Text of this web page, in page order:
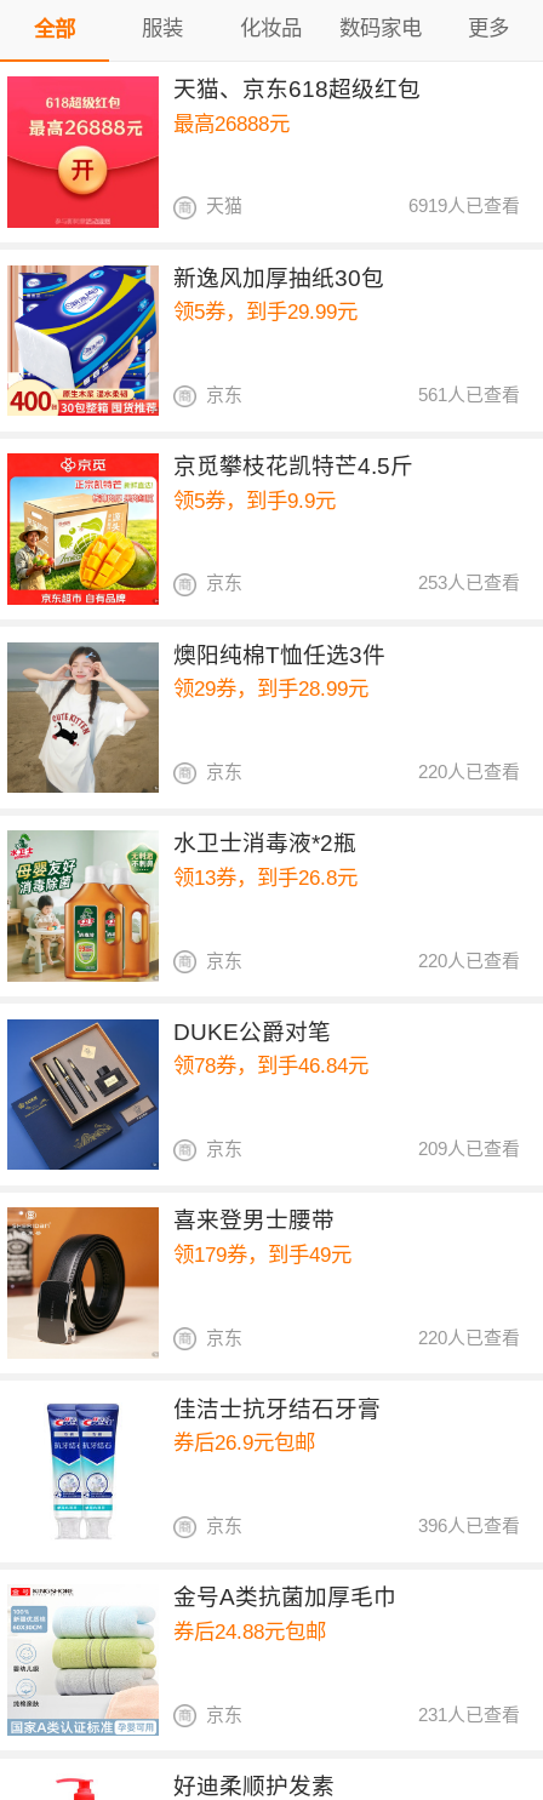
全部 服装 化妆品 数码家电 更多
天猫、京东618超级红包
最高26888元
6919人已查看
天猫
新逸风加厚抽纸30包
领5券，到手29.99元
561人已查看
京东
京觅攀枝花凯特芒4.5斤
领5券，到手9.9元
253人已查看
京东
燠阳纯棉T恤任选3件
领29券，到手28.99元
220人已查看
京东
水卫士消毒液*2瓶
领13券，到手26.8元
220人已查看
京东
DUKE公爵对笔
领78券，到手46.84元
209人已查看
京东
喜来登男士腰带
领179券，到手49元
220人已查看
京东
佳洁士抗牙结石牙膏
券后26.9元包邮
396人已查看
京东
金号A类抗菌加厚毛巾
券后24.88元包邮
231人已查看
京东
好迪柔顺护发素